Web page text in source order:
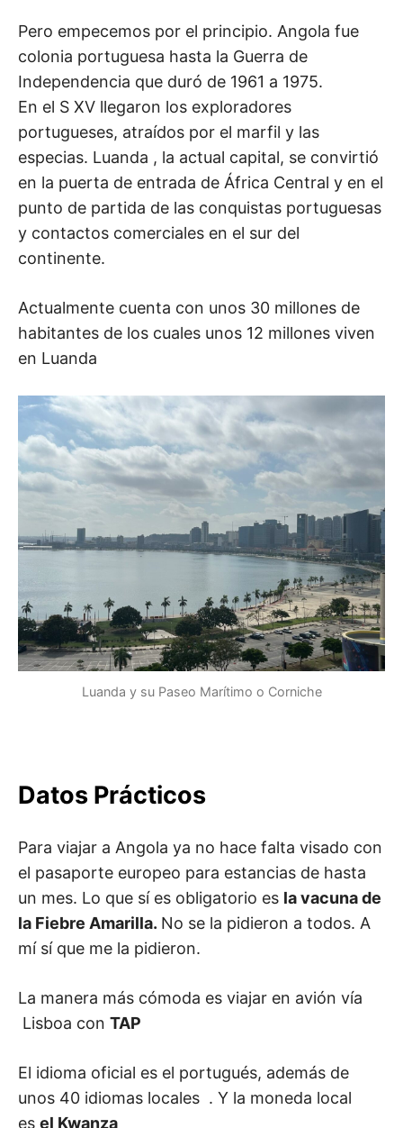
Pero empecemos por el principio. Angola fue
colonia portuguesa hasta la Guerra de
Independencia que duró de 1961 a 1975.
En el S XV llegaron los exploradores
portugueses, atraídos por el marfil y las
especias. Luanda , la actual capital, se convirtió
en la puerta de entrada de África Central y en el
punto de partida de las conquistas portuguesas
y contactos comerciales en el sur del
continente.
Actualmente cuenta con unos 30 millones de
habitantes de los cuales unos 12 millones viven
en Luanda
Luanda y su Paseo Marítimo o Corniche
Datos Prácticos
Para viajar a Angola ya no hace falta visado con
el pasaporte europeo para estancias de hasta
un mes. Lo que sí es obligatorio es la vacuna de
la Fiebre Amarilla. No se la pidieron a todos. A
mí sí que me la pidieron.
La manera más cómoda es viajar en avión vía
Lisboa con TAP
El idioma oficial es el portugués, además de
unos 40 idiomas locales . Y la moneda local
es el Kwanza